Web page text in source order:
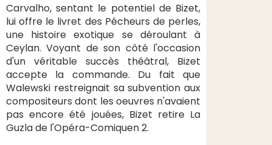
Carvalho, sentant le potentiel de Bizet,
lui offre le livret des Pêcheurs de perles,
une histoire exotique se déroulant à
Ceylan. Voyant de son côté l'occasion
d'un véritable succès théâtral, Bizet
accepte la commande. Du fait que
Walewski restreignait sa subvention aux
compositeurs dont les oeuvres n'avaient
pas encore été jouées, Bizet retire La
Guzla de l'Opéra-Comiquen 2.